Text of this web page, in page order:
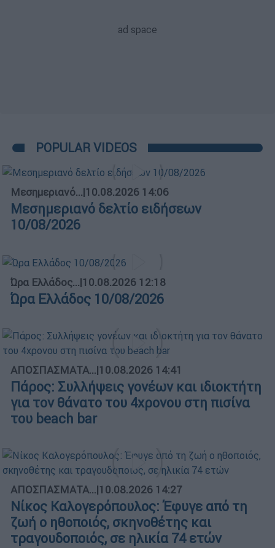
POPULAR VIDEOS
Μεσημεριανό...|10.08.2026 14:06
Μεσημεριανό δελτίο ειδήσεων
10/08/2026
Ώρα Ελλάδος...|10.08.2026 12:18
Ώρα Ελλάδος 10/08/2026
ΑΠΟΣΠΑΣΜΑΤΑ...|10.08.2026 14:41
Πάρος: Συλλήψεις γονέων και ιδιοκτήτη
για τον θάνατο του 4χρονου στη πισίνα
του beach bar
ΑΠΟΣΠΑΣΜΑΤΑ...|10.08.2026 14:27
Νίκος Καλογερόπουλος: Έφυγε από τη
ζωή ο ηθοποιός, σκηνοθέτης και
τραγουδοποιός, σε ηλικία 74 ετών